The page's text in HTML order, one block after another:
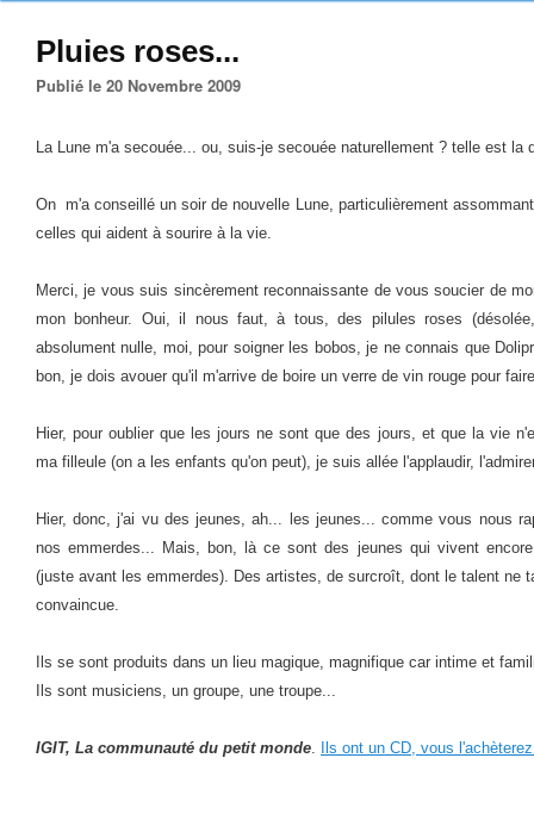
Pluies roses...
Publié le 20 Novembre 2009
La Lune m'a secouée... ou, suis-je secouée naturellement ? telle est la
On m'a conseillé un soir de nouvelle Lune, particulièrement
celles qui aident à sourire à la vie.
Merci, je vous suis sincèrement reconnaissante de vous soucier de
mon bonheur. Oui, il nous faut, à tous, des pilules roses
absolument nulle, moi, pour soigner les bobos, je ne connais que
bon, je dois avouer qu'il m'arrive de boire un verre de vin rouge pour
Hier, pour oublier que les jours ne sont que des jours, et que la vie
ma filleule (on a les enfants qu'on peut), je suis allée l'applaudir,
Hier, donc, j'ai vu des jeunes, ah... les jeunes... comme vous nous
nos emmerdes... Mais, bon, là ce sont des jeunes qui vivent
(juste avant les emmerdes). Des artistes, de surcroît, dont le talent ne
convaincue.
Ils se sont produits dans un lieu magique, magnifique car intime et
Ils sont musiciens, un groupe, une troupe...
IGIT, La communauté du petit monde. Ils ont un CD, vous